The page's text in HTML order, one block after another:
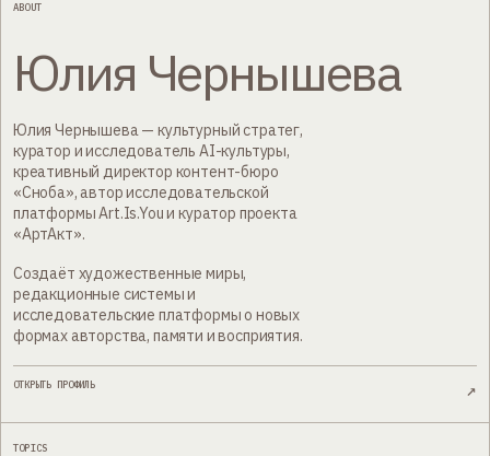
ABOUT
Юлия Чернышева
Юлия Чернышева — культурный стратег,
куратор и исследователь AI-культуры,
креативный директор контент-бюро
«Сноба», автор исследовательской
платформы Art.Is.You и куратор проекта
«АртАкт».
Создаёт художественные миры,
редакционные системы и
исследовательские платформы о новых
формах авторства, памяти и восприятия.
ОТКРЫТЬ ПРОФИЛЬ ↗
TOPICS